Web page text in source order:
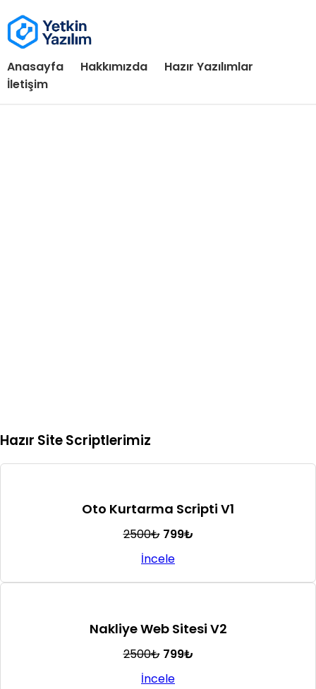
Anasayfa Hakkımızda
Hazır Yazılımlar
İletişim
Hazır Site Scriptlerimiz
Oto Kurtarma Scripti V1
2500₺ 799₺
İncele
Nakliye Web Sitesi V2
2500₺ 799₺
İncele